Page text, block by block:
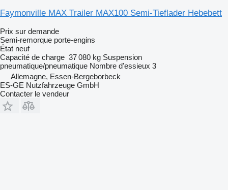
Faymonville MAX Trailer MAX100 Semi-Tieflader Hebebett
Prix sur demande
Semi-remorque porte-engins
État neuf
Capacité de charge 37 080 kg Suspension
pneumatique/pneumatique Nombre d'essieux 3
Allemagne, Essen-Bergeborbeck
ES-GE Nutzfahrzeuge GmbH
Contacter le vendeur